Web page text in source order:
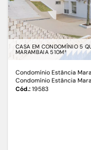
CASA EM CONDOMÍNIO 5
MARAMBAIA 510M²
Condomínio Estância
Condomínio Estância
Cód.:19583